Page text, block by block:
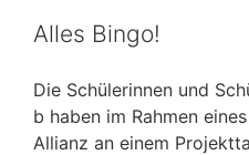
Alles Bingo!
Die Schülerinnen und
b haben im Rahmen
Allianz an einem